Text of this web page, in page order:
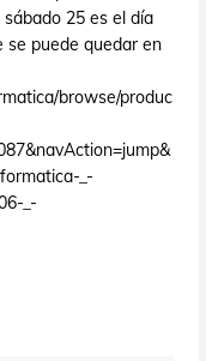
25 es el día
se puede quedar en
browse/produc
_-
_-